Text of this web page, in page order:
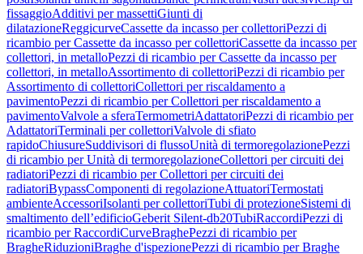
fissaggioAdditivi per massettiGiunti di
dilatazioneReggicurveCassette da incasso per collettoriPezzi di
ricambio per Cassette da incasso per collettoriCassette da incasso per
collettori, in metalloPezzi di ricambio per Cassette da incasso per
collettori, in metalloAssortimento di collettoriPezzi di ricambio per
Assortimento di collettoriCollettori per riscaldamento a
pavimentoPezzi di ricambio per Collettori per riscaldamento a
pavimentoValvole a sferaTermometriAdattatoriPezzi di ricambio per
AdattatoriTerminali per collettoriValvole di sfiato
rapidoChiusureSuddivisori di flussoUnità di termoregolazionePezzi
di ricambio per Unità di termoregolazioneCollettori per circuiti dei
radiatoriPezzi di ricambio per Collettori per circuiti dei
radiatoriBypassComponenti di regolazioneAttuatoriTermostati
ambienteAccessoriIsolanti per collettoriTubi di protezioneSistemi di
smaltimento dell’edificioGeberit Silent-db20TubiRaccordiPezzi di
ricambio per RaccordiCurveBraghePezzi di ricambio per
BragheRiduzioniBraghe d'ispezionePezzi di ricambio per Braghe